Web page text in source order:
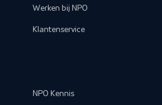
Werken bij NPO
Klantenservice
NPO Kennis